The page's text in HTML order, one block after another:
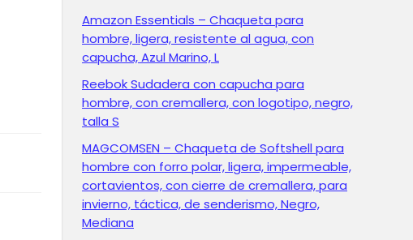
Amazon Essentials – Chaqueta para
hombre, ligera, resistente al agua, con
capucha, Azul Marino, L
Reebok Sudadera con capucha para
hombre, con cremallera, con logotipo, negro,
talla S
MAGCOMSEN – Chaqueta de Softshell para
hombre con forro polar, ligera, impermeable,
cortavientos, con cierre de cremallera, para
invierno, táctica, de senderismo, Negro,
Mediana